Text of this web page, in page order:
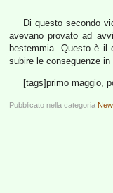
Di questo secondo
avevano provato ad
bestemmia. Questo è il
subire le conseguenze
[tags]primo maggio,
Pubblicato nella categoria